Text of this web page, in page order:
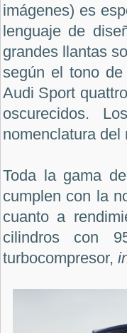
imágenes) es
lenguaje de
grandes llantas
según el tono
Audi Sport
oscurecidos.
nomenclatura del
Toda la gama
cumplen con la
cuanto a
cilindros con
turbocompresor,